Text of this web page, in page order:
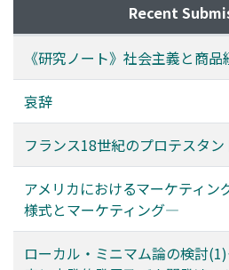
Recent
《研究ノート》社会主義と商品
哀辞
フランス18世紀のプロテスタン
アメリカにおけるマーケティ
様式とマーケティング―
ローカル・ミニマム論の検討